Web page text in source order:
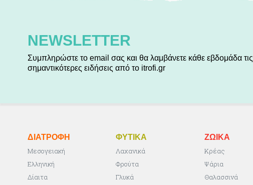
NEWSLETTER
Συμπληρώστε το email σας και θα λαμβάνετε κάθε εβδομάδα τις
σημαντικότερες ειδήσεις από το itrofi.gr
ΔΙΑΤΡΟΦΗ
Μεσογειακή
Ελληνική
Δίαιτα
ΦΥΤΙΚA
Λαχανικά
Φρούτα
Γλυκά
ΖΩΙΚA
Κρέας
Ψάρια
Θαλασσινά